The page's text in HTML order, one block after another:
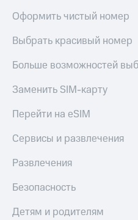
Оформить чистый номер
Выбрать красивый номер
Больше возможностей
Заменить SIM-карту
Перейти на eSIM
Сервисы и развлечения
Развлечения
Безопасность
Детям и родителям